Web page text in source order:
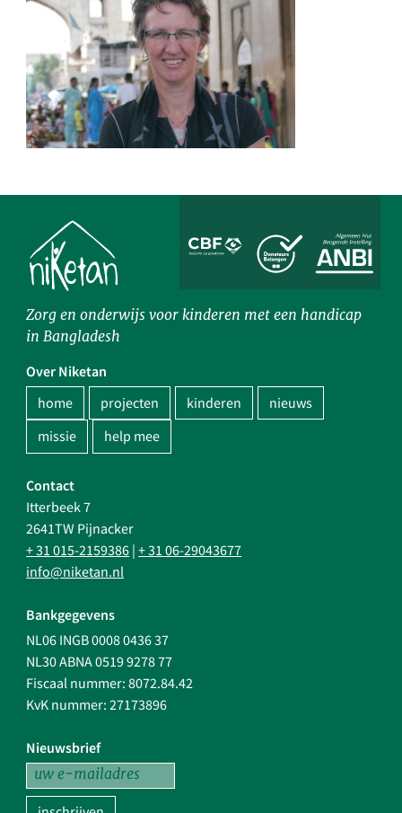
Zorg en onderwijs voor kinderen met een handicap
in Bangladesh
Over Niketan
home projecten kinderen
nieuws
missie
help mee
Contact
Itterbeek 7
2641TW Pijnacker
+ 31 015-2159386 |+ 31 06-29043677
info@niketan.nl
Bankgegevens
NL06 INGB 0008 0436 37
NL30 ABNA 0519 9278 77
Fiscaal nummer: 8072.84.42
KvK nummer: 27173896
Nieuwsbrief